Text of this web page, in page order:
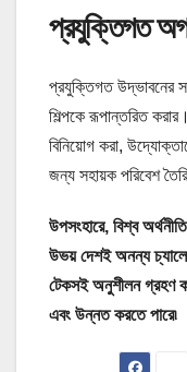
প্রযুক্তিগত
প্রযুক্তিগত উদ্ভাবনের
শিল্পকে রূপান্তরিত
বিনিয়োগ করা,
জন্য সহায়ক পরিবেশ
উপসংহারে, বিশ্ব
উভয় দেশই অনন্য
টেকসই অনুশীলন গ্রহণ
এবং উন্নত করতে পারে৷